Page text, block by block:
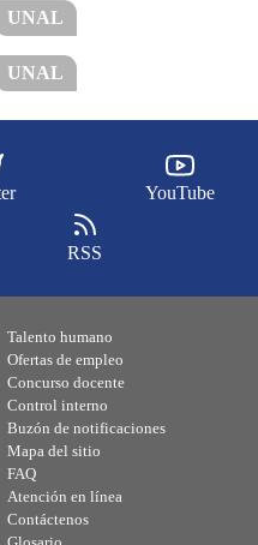
UNAL
UNAL
YouTube
RSS
Talento humano
Ofertas de empleo
Concurso docente
Control interno
Buzón de notificaciones
Mapa del sitio
FAQ
Atención en línea
Contáctenos